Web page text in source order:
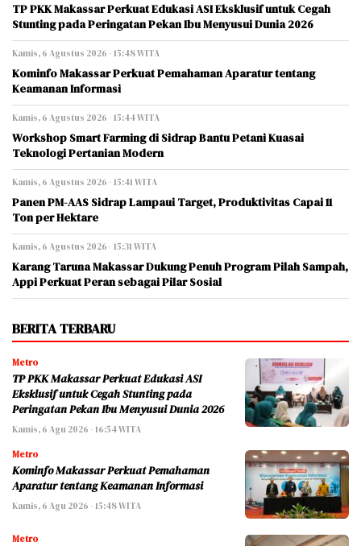
TP PKK Makassar Perkuat Edukasi ASI Eksklusif untuk Cegah
Stunting pada Peringatan Pekan Ibu Menyusui Dunia 2026
Kamis, 6 Agustus 2026 - 15:48 WITA
Kominfo Makassar Perkuat Pemahaman Aparatur tentang
Keamanan Informasi
Kamis, 6 Agustus 2026 - 15:44 WITA
Workshop Smart Farming di Sidrap Bantu Petani Kuasai
Teknologi Pertanian Modern
Kamis, 6 Agustus 2026 - 15:41 WITA
Panen PM-AAS Sidrap Lampaui Target, Produktivitas Capai 11
Ton per Hektare
Kamis, 6 Agustus 2026 - 15:31 WITA
Karang Taruna Makassar Dukung Penuh Program Pilah Sampah,
Appi Perkuat Peran sebagai Pilar Sosial
BERITA TERBARU
Metro
TP PKK Makassar Perkuat Edukasi ASI
Eksklusif untuk Cegah Stunting pada
Peringatan Pekan Ibu Menyusui Dunia 2026
Kamis, 6 Agu 2026 - 16:54 WITA
Metro
Kominfo Makassar Perkuat Pemahaman
Aparatur tentang Keamanan Informasi
Kamis, 6 Agu 2026 - 15:48 WITA
Metro